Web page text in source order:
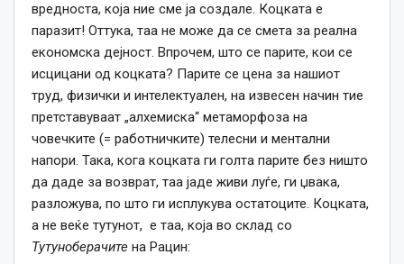
вредноста, која ние сме ја создале. Коцката е
паразит! Оттука, таа не може да се смета за реална
економска дејност. Впрочем, што се парите, кои се
исцицани од коцката? Парите се цена за нашиот
труд, физички и интелектуален, на извесен начин тие
претставуваат „алхемиска“ метаморфоза на
човечките (= работничките) телесни и ментални
напори. Така, кога коцката ги голта парите без ништо
да даде за возврат, таа јаде живи луѓе, ги џвака,
разложува, по што ги исплукува остатоците. Коцката,
а не веќе тутунот, е таа, која во склад со
Тутуноберачите на Рацин: